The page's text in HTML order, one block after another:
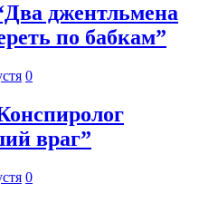
джентльмена
по бабкам”
0
враг”
0